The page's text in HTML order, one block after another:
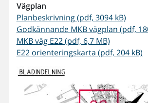
Vägplan
Planbeskrivning (pdf, 3094 kB)
Godkännande MKB vägplan (pdf,
MKB väg E22 (pdf, 6,7 MB)
E22 orienteringskarta (pdf, 204 kB)